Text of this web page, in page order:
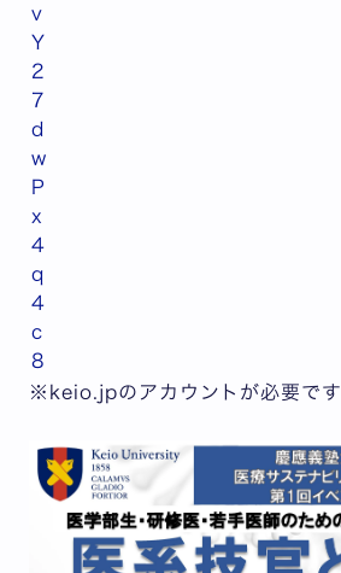
v
Y
2
7
d
w
P
x
4
q
4
c
8
※keio.jpのアカウントが必要です